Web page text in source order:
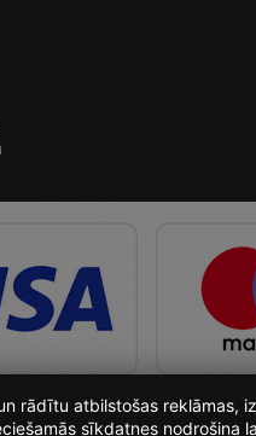
rādītu atbilstošas reklāmas,
sīkdatnes nodrošina